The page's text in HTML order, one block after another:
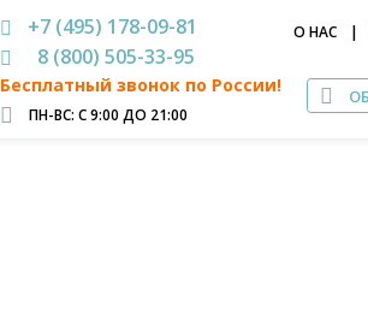
+7 (495) 178-09-81
8 (800) 505-33-95
Бесплатный звонок по России!
ПН-ВС: С 9:00 ДО 21:00
О НАС |